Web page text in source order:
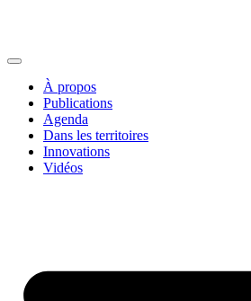
À propos
Publications
Agenda
Dans les territoires
Innovations
Vidéos